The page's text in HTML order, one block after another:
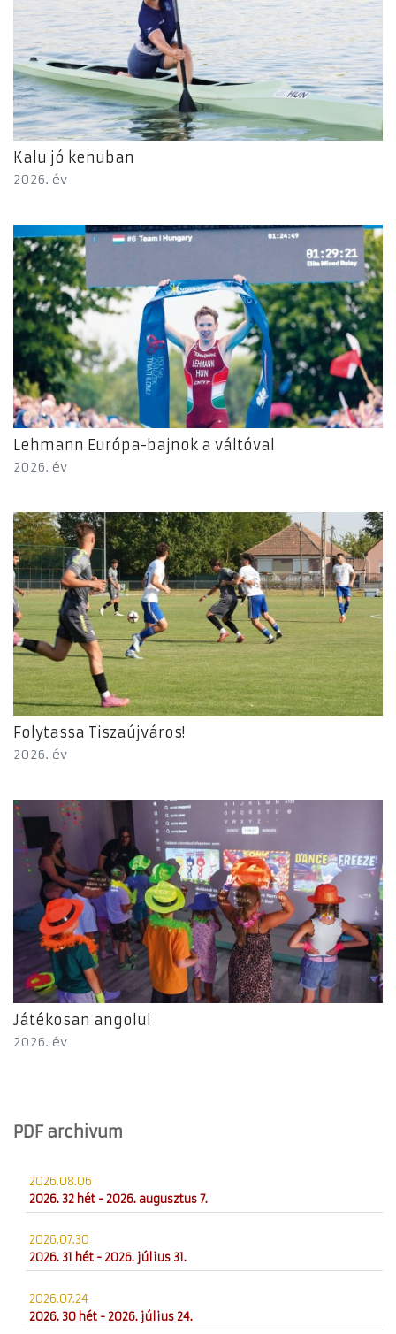
Kalu jó kenuban
2026. év
Lehmann Európa-bajnok a váltóval
2026. év
Folytassa Tiszaújváros!
2026. év
Játékosan angolul
2026. év
PDF archivum
2026.08.06
2026. 32 hét - 2026. augusztus 7.
2026.07.30
2026. 31 hét - 2026. július 31.
2026.07.24
2026. 30 hét - 2026. július 24.